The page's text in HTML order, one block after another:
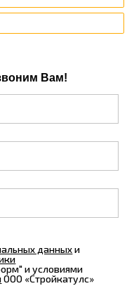
Вам!
данныхи
и условиями
ООО «Стройкатулс»